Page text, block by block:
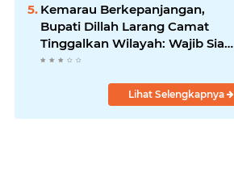
Kemarau Berkepanjangan,
Bupati Dillah Larang Camat
Tinggalkan Wilayah: Wajib Siaga
Hadapi Karhutla dan Kebakaran
Lihat Selengkapnya